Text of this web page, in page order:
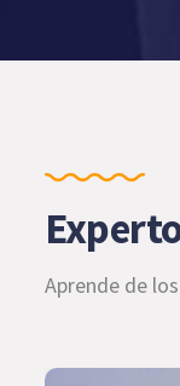
Aprende de